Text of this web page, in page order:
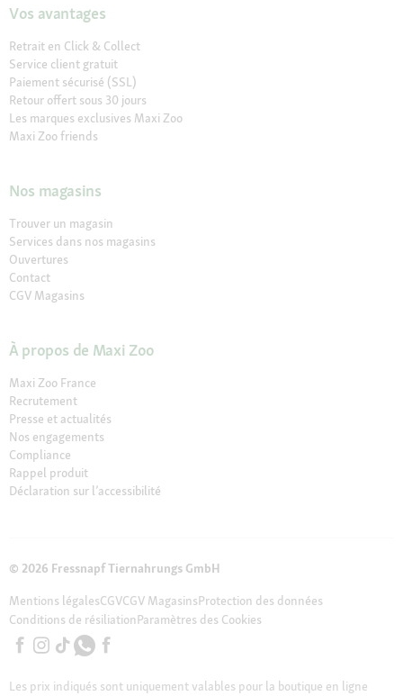
Vos avantages
Retrait en Click & Collect
Service client gratuit
Paiement sécurisé (SSL)
Retour offert sous 30 jours
Les marques exclusives Maxi Zoo
Maxi Zoo friends
Nos magasins
Trouver un magasin
Services dans nos magasins
Ouvertures
Contact
CGV Magasins
À propos de Maxi Zoo
Maxi Zoo France
Recrutement
Presse et actualités
Nos engagements
Compliance
Rappel produit
Déclaration sur l’accessibilité
© 2026 Fressnapf Tiernahrungs GmbH
Mentions légalesCGVCGV MagasinsProtection des données
Conditions de résiliationParamètres des Cookies
Les prix indiqués sont uniquement valables pour la boutique en ligne